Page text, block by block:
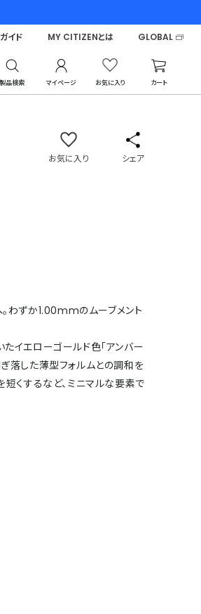
製品検索 マイページ お気に入り カート
イド MY CITIZENとは GLOBAL
お気に入り シェア
わずか1.00mmのムーブメント
イエローゴールド色「アンバー
落した薄型フォルムとの調和を
くするなど、ミニマルな要素で